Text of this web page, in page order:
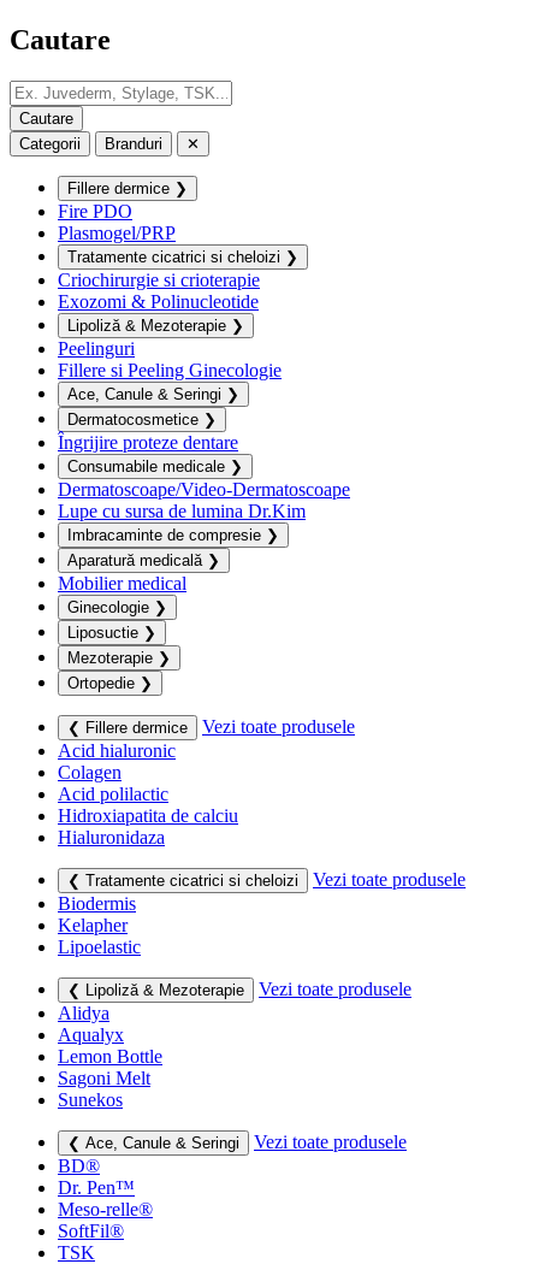
Cautare
Categorii Branduri ✕
Fillere dermice ❯
Fire PDO
Plasmogel/PRP
Tratamente cicatrici si cheloizi ❯
Criochirurgie si crioterapie
Exozomi & Polinucleotide
Lipoliză & Mezoterapie ❯
Peelinguri
Fillere si Peeling Ginecologie
Ace, Canule & Seringi ❯
Dermatocosmetice ❯
Îngrijire proteze dentare
Consumabile medicale ❯
Dermatoscoape/Video-Dermatoscoape
Lupe cu sursa de lumina Dr.Kim
Imbracaminte de compresie ❯
Aparatură medicală ❯
Mobilier medical
Ginecologie ❯
Liposuctie ❯
Mezoterapie ❯
Ortopedie ❯
❮ Fillere dermice
Vezi toate produsele
Acid hialuronic
Colagen
Acid polilactic
Hidroxiapatita de calciu
Hialuronidaza
❮ Tratamente cicatrici si cheloizi
Vezi toate produsele
Biodermis
Kelapher
Lipoelastic
❮ Lipoliză & Mezoterapie
Vezi toate produsele
Alidya
Aqualyx
Lemon Bottle
Sagoni Melt
Sunekos
❮ Ace, Canule & Seringi
Vezi toate produsele
BD®
Dr. Pen™
Meso-relle®
SoftFil®
TSK